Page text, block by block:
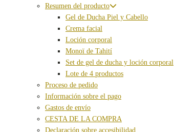
Resumen del producto
Gel de Ducha Piel y Cabello
Crema facial
Loción corporal
Monoï de Tahití
Set de gel de ducha y loción corporal
Lote de 4 productos
Proceso de pedido
Información sobre el pago
Gastos de envío
CESTA DE LA COMPRA
Declaración sobre accesibilidad